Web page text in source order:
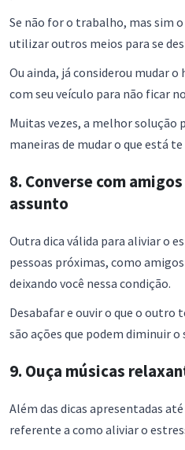
Se não for o trabalho, mas sim
utilizar outros meios para se
Ou ainda, já considerou mudar o
com seu veículo para não ficar
Muitas vezes, a melhor solução
maneiras de mudar o que está
8. Converse com
assunto
Outra dica válida para aliviar o
pessoas próximas, como
deixando você nessa condição.
Desabafar e ouvir o que o outro
são ações que podem diminuir o
9. Ouça músicas
Além das dicas apresentadas
referente a como aliviar o